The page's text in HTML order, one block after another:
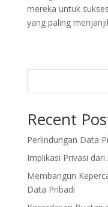
mereka untuk
yang paling
Recent
Perlindungan Data
Implikasi Privasi
Membangun
Data Pribadi